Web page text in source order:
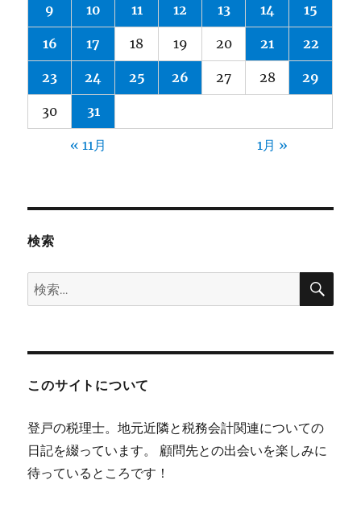
9 10 11 12 13 14 15
16 17 18 19 20 21 22
23 24 25 26 27 28 29
30 31
« 11月 1月 »
検索
検
索:
検
このサイトについて
登戸の税理士。地元近隣と税務会計関連についての
日記を綴っています。 顧問先との出会いを楽しみに
待っているところです！